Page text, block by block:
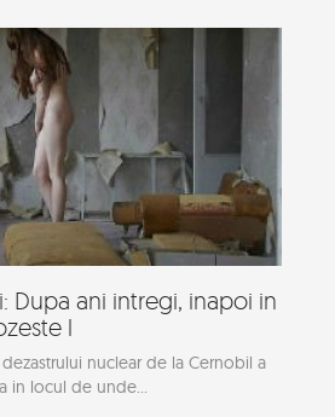
Dupa ani intregi, inapoi in
l
nuclear de la Cernobil a
in locul de unde...